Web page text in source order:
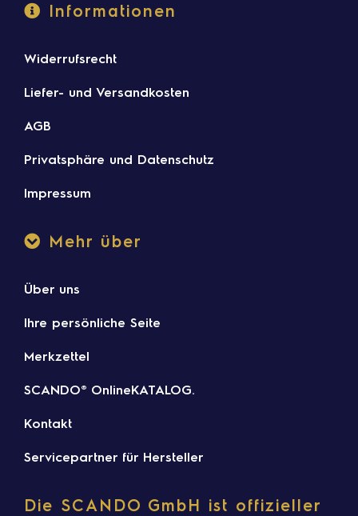
Informationen
Widerrufsrecht
Liefer- und Versandkosten
AGB
Privatsphäre und Datenschutz
Impressum
Mehr über
Über uns
Ihre persönliche Seite
Merkzettel
SCANDO® OnlineKATALOG.
Kontakt
Servicepartner für Hersteller
Die SCANDO GmbH ist offizieller